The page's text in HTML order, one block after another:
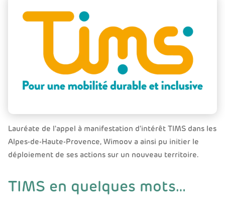
Lauréate de l'appel à manifestation d'intérêt TIMS dans les
Alpes-de-Haute-Provence, Wimoov a ainsi pu initier le
déploiement de ses actions sur un nouveau territoire.
TIMS en quelques mots…